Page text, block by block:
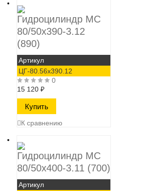
Гидроцилиндр МС
80/50х390-3.12
(890)
Артикул
ЦГ-80.56х390.12
0
15 120 ₽
К сравнению
Гидроцилиндр МС
80/50х400-3.11 (700)
Артикул